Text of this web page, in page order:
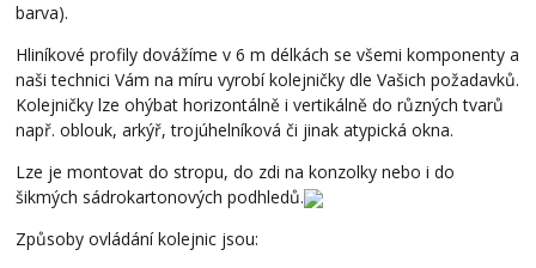
barva).
Hliníkové profily dovážíme v 6 m délkách se všemi komponenty a
naši technici Vám na míru vyrobí kolejničky dle Vašich požadavků.
Kolejničky lze ohýbat horizontálně i vertikálně do různých tvarů
např. oblouk, arkýř, trojúhelníková či jinak atypická okna.
Lze je montovat do stropu, do zdi na konzolky nebo i do
šikmých sádrokartonových podhledů.
Způsoby ovládání kolejnic jsou: